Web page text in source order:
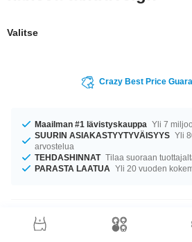
Valitse
Crazy Best Price
Maailman #1 lävistyskauppa Yli 7
SUURIN ASIAKASTYYTYVÄISYYS Yli
arvostelua
TEHDASHINNAT Tilaa suoraan
PARASTA LAATUA Yli 20 vuoden